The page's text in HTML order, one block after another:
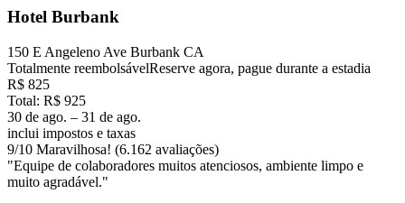
Hotel Burbank
150 E Angeleno Ave Burbank CA
Totalmente reembolsávelReserve agora, pague durante a estadia
R$ 825
Total: R$ 925
30 de ago. – 31 de ago.
inclui impostos e taxas
9/10 Maravilhosa! (6.162 avaliações)
"Equipe de colaboradores muitos atenciosos, ambiente limpo e
muito agradável."